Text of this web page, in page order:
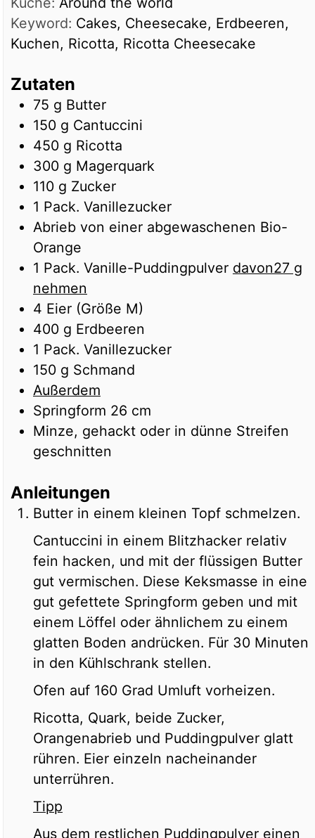
Keyword: Cakes, Cheesecake, Erdbeeren,
Kuchen, Ricotta, Ricotta Cheesecake
Zutaten
75 g Butter
150 g Cantuccini
450 g Ricotta
300 g Magerquark
110 g Zucker
1 Pack. Vanillezucker
Abrieb von einer abgewaschenen Bio-
Orange
1 Pack. Vanille-Puddingpulver davon27 g
nehmen
4 Eier (Größe M)
400 g Erdbeeren
1 Pack. Vanillezucker
150 g Schmand
Außerdem
Springform 26 cm
Minze, gehackt oder in dünne Streifen
geschnitten
Anleitungen
Butter in einem kleinen Topf schmelzen.
Cantuccini in einem Blitzhacker relativ
fein hacken, und mit der flüssigen Butter
gut vermischen. Diese Keksmasse in eine
gut gefettete Springform geben und mit
einem Löffel oder ähnlichem zu einem
glatten Boden andrücken. Für 30 Minuten
in den Kühlschrank stellen.
Ofen auf 160 Grad Umluft vorheizen.
Ricotta, Quark, beide Zucker,
Orangenabrieb und Puddingpulver glatt
rühren. Eier einzeln nacheinander
unterrühren.
Tipp
Aus dem restlichen Puddingpulver einen